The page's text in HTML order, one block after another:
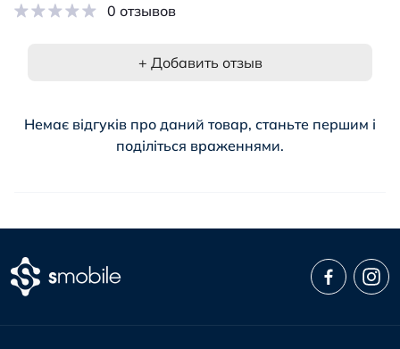
0 отзывов
+ Добавить отзыв
Немає відгуків про даний товар, станьте першим і
поділіться враженнями.